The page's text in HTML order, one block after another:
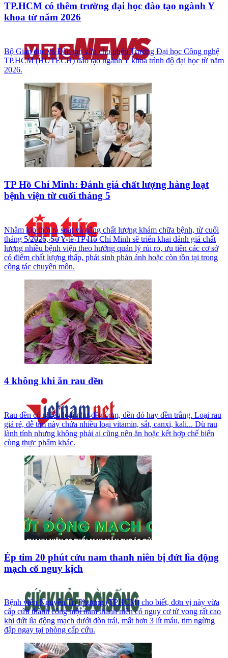
TP.HCM có thêm trường đại học đào tạo ngành Y
khoa từ năm 2026
Bộ Giáo dục và Đào tạo vừa cho phép Trường Đại học Công nghệ
TP.HCM (HUTECH) đào tạo ngành Y khoa trình độ đại học từ năm
2026.
TP Hồ Chí Minh: Đánh giá chất lượng hàng loạt
bệnh viện từ cuối tháng 5
Nhằm kịp thời rà soát và nâng chất lượng khám chữa bệnh, từ cuối
tháng 5/2026, Sở Y tế TP Hồ Chí Minh sẽ triển khai đánh giá chất
lượng nhiều bệnh viện theo hướng quản lý rủi ro, ưu tiên các cơ sở
có điểm chất lượng thấp, phát sinh phản ánh hoặc còn tồn tại trong
công tác chuyên môn.
4 không khi ăn rau dền
Rau dền có nhiều loại như dền cơm, dền đỏ hay dền trắng. Loại rau
giá rẻ, dễ tìm này chứa nhiều loại vitamin, sắt, canxi, kali... Dù rau
lành tính nhưng không phải ai cũng nên ăn hoặc kết hợp chế biến
cùng thực phẩm khác.
Ép tim 20 phút cứu nam thanh niên bị đứt lìa động
mạch cổ nguy kịch
Bệnh viện Nguyễn Tri Phương (TPHCM) cho biết, đơn vị này vừa
cấp cứu thành công một nam thanh niên có nguy cơ tử vong rất cao
khi đứt lìa động mạch dưới đòn trái, mất hơn 3 lít máu, tim ngừng
đập ngay tại phòng cấp cứu.